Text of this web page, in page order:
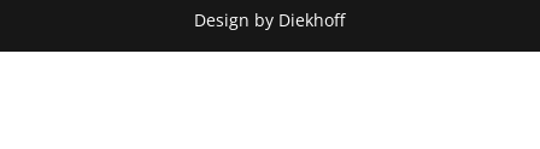
Design by Diekhoff